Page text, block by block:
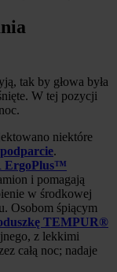
tak by głowa była
W tej pozycji
niektóre
.
ErgoPlus™
i pomagają
w środkowej
Osobom śpiącym
TEMPUR®
z lekkimi
całą noc; nadaje